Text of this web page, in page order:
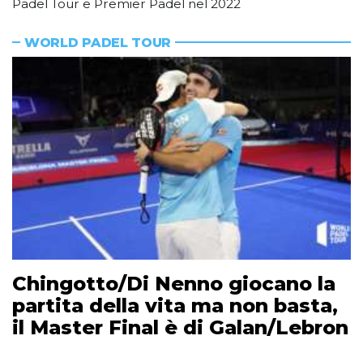
Padel Tour e Premier Padel nel 2022
WORLD PADEL TOUR
Chingotto/Di Nenno giocano la
partita della vita ma non basta,
il Master Final è di Galan/Lebron